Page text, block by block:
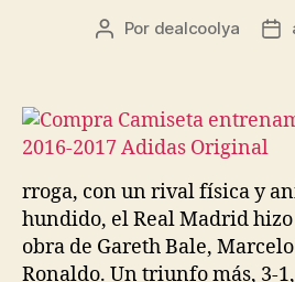
Autor
Por dealcoolya
rroga, con un rival física y
hundido, el Real Madrid hizo
obra de Gareth Bale,
Ronaldo. Un triunfo más, 3-